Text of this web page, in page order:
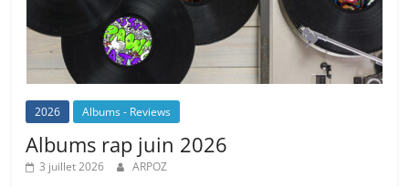
2026 Albums - Reviews
Albums rap juin 2026
3 juillet 2026 ARPOZ